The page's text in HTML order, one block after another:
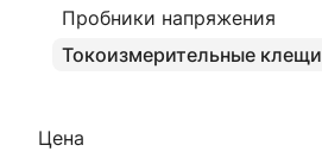
Пробники напряжения
Токоизмерительные клещи
Цена